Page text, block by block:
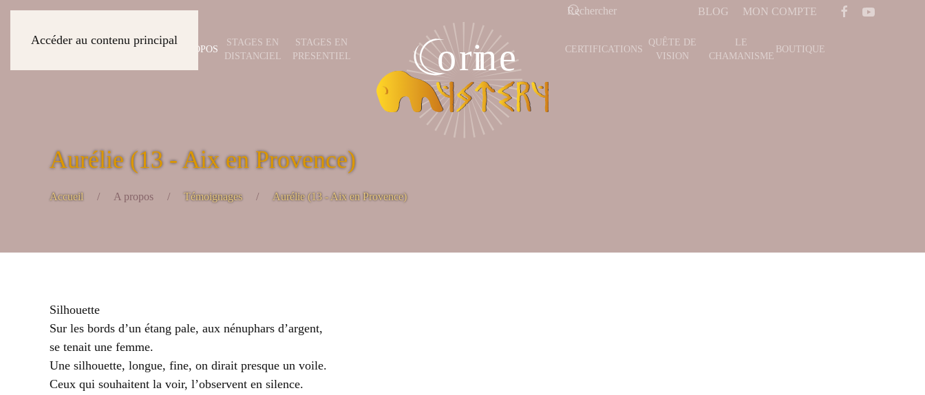
Accéder au contenu principal
BLOG MON COMPTE
A PROPOS
STAGES EN
DISTANCIEL
STAGES EN
PRESENTIEL
CERTIFICATIONS
QUÊTE DE
VISION
LE
CHAMANISME
BOUTIQUE
Aurélie (13 - Aix en Provence)
Accueil A propos Témoignages Aurélie (13 - Aix en Provence)
Silhouette
Sur les bords d’un étang pale, aux nénuphars d’argent,
se tenait une femme.
Une silhouette, longue, fine, on dirait presque un voile.
Ceux qui souhaitent la voir, l’observent en silence.